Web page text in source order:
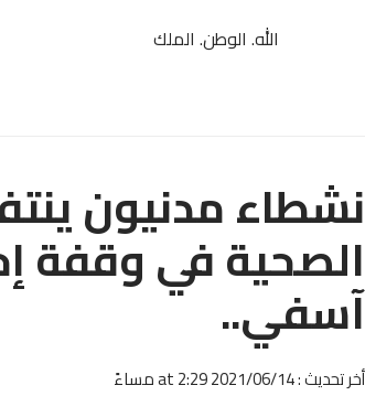
الله. الوطن. الملك
نشطاء مدنيون
الصحية في وقفة
آسفي..
أخر تحديث : 2021/06/14 at 2:29 مساءً